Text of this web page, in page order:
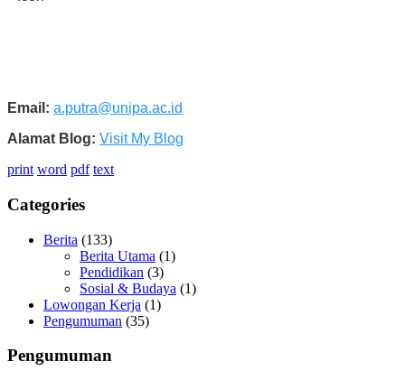
Email: a.putra@unipa.ac.id
Alamat Blog: Visit My Blog
print word pdf text
Categories
Berita (133)
Berita Utama (1)
Pendidikan (3)
Sosial & Budaya (1)
Lowongan Kerja (1)
Pengumuman (35)
Pengumuman